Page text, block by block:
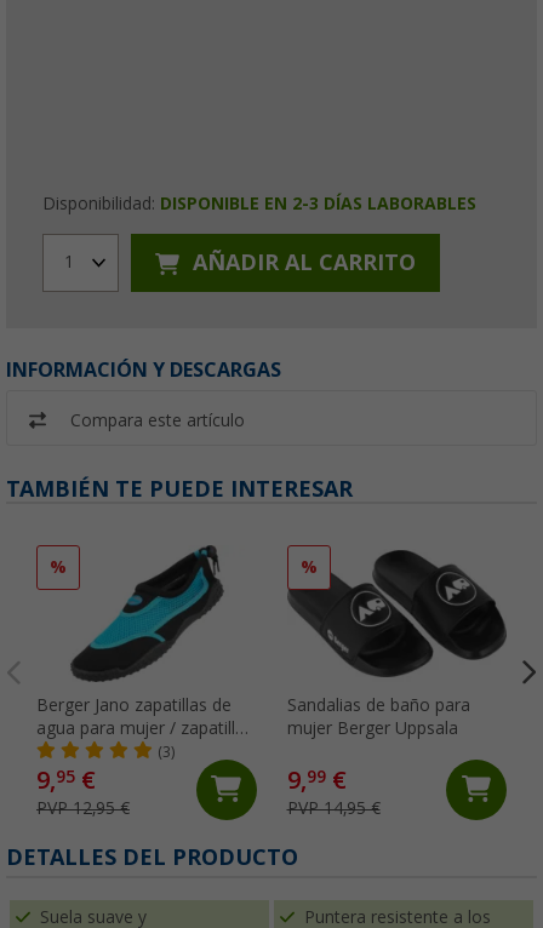
Disponibilidad: DISPONIBLE EN 2-3 DÍAS LABORABLES
1 AÑADIR AL CARRITO
INFORMACIÓN Y DESCARGAS
Compara este artículo
TAMBIÉN TE PUEDE INTERESAR
%
Berger Jano zapatillas de
agua para mujer / zapatillas
de neopreno
(3)
9,95 €
PVP 12,95 €
%
Sandalias de baño para
mujer Berger Uppsala
9,99€
PVP 14,95 €
DETALLES DEL PRODUCTO
Suela suave y
Puntera resistente a los